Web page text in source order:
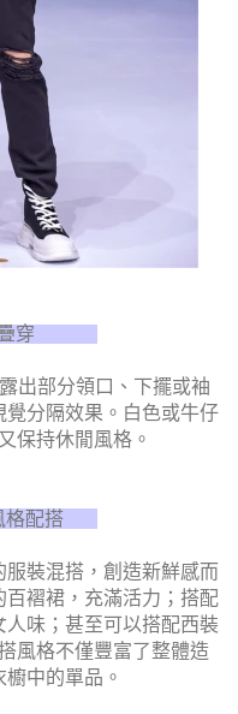
疊穿
出部分領口、下擺或袖
分隔效果。白色或牛仔
保持休閒風格。
格配搭
裝混搭，創造新鮮感而
褶裙，充滿活力；搭配
味；甚至可以搭配西裝
風格不僅豐富了整體造
中的單品。